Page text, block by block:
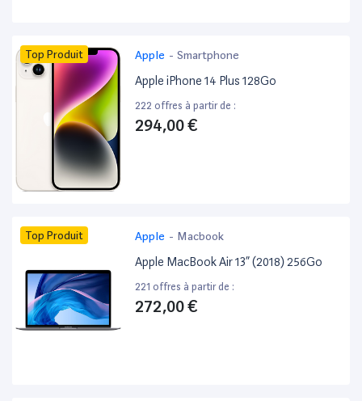
Top Produit Apple - Smartphone
Apple iPhone 14 Plus 128Go
222 offres à partir de :
294,00 €
Top Produit Apple - Macbook
Apple MacBook Air 13” (2018) 256Go
221 offres à partir de :
272,00 €